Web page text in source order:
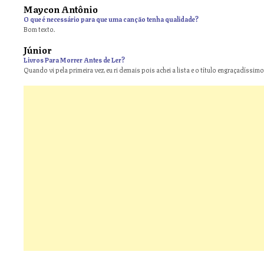
Maycon Antônio
O que é necessário para que uma canção tenha qualidade?
Bom texto.
Júnior
Livros Para Morrer Antes de Ler?
Quando vi pela primeira vez, eu ri demais pois achei a lista e o título